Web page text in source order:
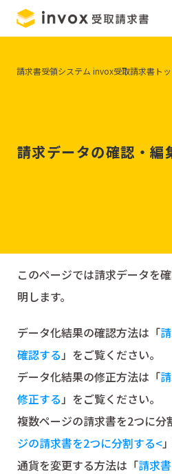
請求データの確認・編
請求書受領システム invox受取請求書ト
このページでは請求データを
明します。
データ化結果の確認方法は「
確認する 」をご覧ください。
データ化結果の修正方法は「
修正する 」をご覧ください。
複数ページの請求書を2つに分
ジの請求書を2つに分割する<
通貨を変更する方法は「請求